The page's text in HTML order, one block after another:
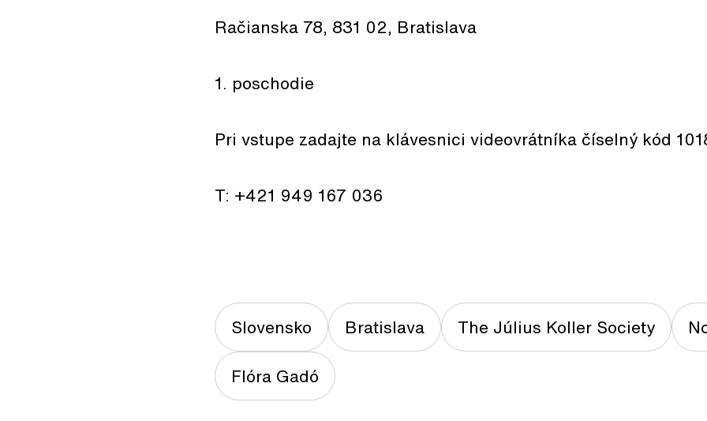
Račianska 78, 831 02, Bratislava
1. poschodie
Pri vstupe zadajte na klávesnici videovrátníka číselný kód
T: +421 949 167 036
Slovensko Bratislava The Július Koller Society
Flóra Gadó